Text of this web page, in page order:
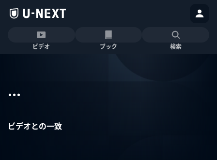
ビデオ ブック 検索
...
ビデオとの一致